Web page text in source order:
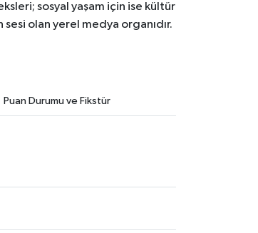
sosyal yaşam için ise kültür
olan yerel medya organıdır.
Puan Durumu ve Fikstür